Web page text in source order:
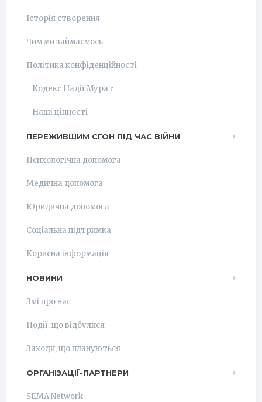
Історія створення
Чим ми займаємось
Політика конфіденційності
Кодекс Надії Мурат
Наші цінності
ПЕРЕЖИВШИМ СГОН ПІД ЧАС ВІЙНИ
Психологічна допомога
Медична допомога
Юридична допомога
Соціальна підтримка
Корисна інформація
НОВИНИ
Змі про нас
Події, що відбулися
Заходи, що плануються
ОРГАНІЗАЦІЇ-ПАРТНЕРИ
SEMA Network